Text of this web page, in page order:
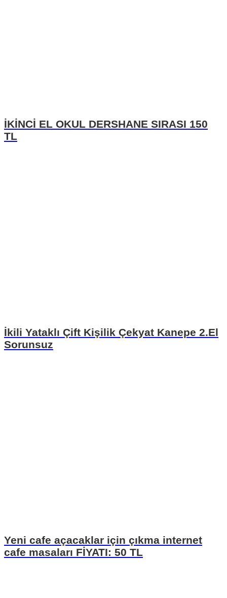
İKİNCİ EL OKUL DERSHANE SIRASI 150
TL
İkili Yataklı Çift Kişilik Çekyat Kanepe 2.El
Sorunsuz
Yeni cafe açacaklar için çıkma internet
cafe masaları FİYATI: 50 TL